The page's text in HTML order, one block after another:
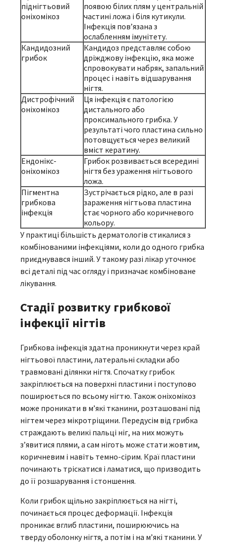
піднігтьовий
оніхомікоз
появою білих плям у центральній
частині ложа і біля кутикули.
Інфекція пов’язана з
ослабленням імунітету.
Кандидозний
грибок
Кандидоз представляє собою
дріжджову інфекцію, яка може
спровокувати набряк, запальний
процес і навіть відшарування
нігтя.
Дистрофічний
оніхомікоз
Ця інфекція є патологією
дистального або
проксимального грибка. У
результаті чого пластина сильно
потовщується через великий
вміст кератину.
Ендонікс-
оніхомікоз
Грибок розвивається всередині
нігтя без ураження нігтьового
ложа.
Пігментна
грибкова
інфекція
Зустрічається рідко, але в разі
зараження нігтьова пластина
стає чорного або коричневого
кольору.
У практиці більшість дерматологів стикалися з
комбінованими інфекціями, коли до одного грибка
приєднувався інший. У такому разі лікар уточнює
всі деталі під час огляду і призначає комбіноване
лікування.
Стадії розвитку грибкової
інфекції нігтів
Грибкова інфекція здатна проникнути через край
нігтьової пластини, латеральні складки або
травмовані ділянки нігтя. Спочатку грибок
закріплюється на поверхні пластини і поступово
поширюється по всьому нігтю. Також оніхомікоз
може проникати в м’які тканини, розташовані під
нігтем через мікротріщини. Передусім від грибка
страждають великі пальці ніг, на них можуть
з’явитися плями, а сам ніготь може стати жовтим,
коричневим і навіть темно-сірим. Краї пластини
починають тріскатися і ламатися, що призводить
до її розшарування і стоншення.
Коли грибок щільно закріплюється на нігті,
починається процес деформації. Інфекція
проникає вглиб пластини, поширюючись на
тверду оболонку нігтя, а потім і на м’які тканини. У